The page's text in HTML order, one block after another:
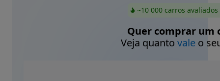
~10 000 carros
Quer comprar um
Veja quanto valeo